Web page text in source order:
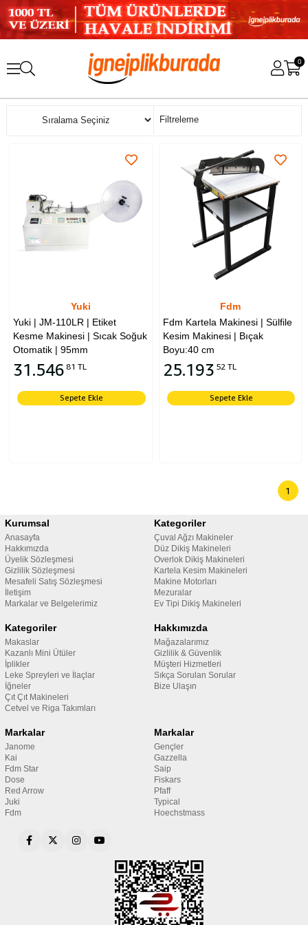
0
Filtreleme
Sıralama
Yuki
Yuki | JM-110LR | Etiket
Kesme Makinesi | Sıcak Soğuk
Otomatik | 95mm
31.546 81 TL
Sepete Ekle
Fdm
Fdm Kartela Makinesi | Sülfile
Kesim Makinesi | Bıçak
Boyu:40 cm
25.193 52 TL
Sepete Ekle
1
Kurumsal
Anasayfa
Hakkımızda
Üyelik Sözleşmesi
Gizlilik Sözleşmesi
Mesafeli Satış Sözleşmesi
İletişim
Markalar ve Belgelerimiz
Kategoriler
Çuval Ağzı Makineler
Düz Dikiş Makineleri
Overlok Dikiş Makineleri
Kartela Kesim Makineleri
Makine Motorları
Mezuralar
Ev Tipi Dikiş Makineleri
Kategoriler
Makaslar
Kazanlı Mini Ütüler
İplikler
Leke Spreyleri ve İlaçlar
İğneler
Çıt Çıt Makineleri
Cetvel ve Riga Takımları
Hakkımızda
Mağazalarımız
Gizlilik & Güvenlik
Müşteri Hizmetleri
Sıkça Sorulan Sorular
Bize Ulaşın
Markalar
Janome
Kai
Fdm Star
Dose
Red Arrow
Juki
Fdm
Markalar
Gençler
Gazzella
Saip
Fiskars
Pfaff
Typical
Hoechstmass